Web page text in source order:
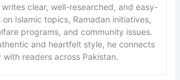
clear, well-researched, and easy-
Islamic topics, Ramadan initiatives,
programs, and community issues.
and heartfelt style, he connects
with readers across Pakistan.